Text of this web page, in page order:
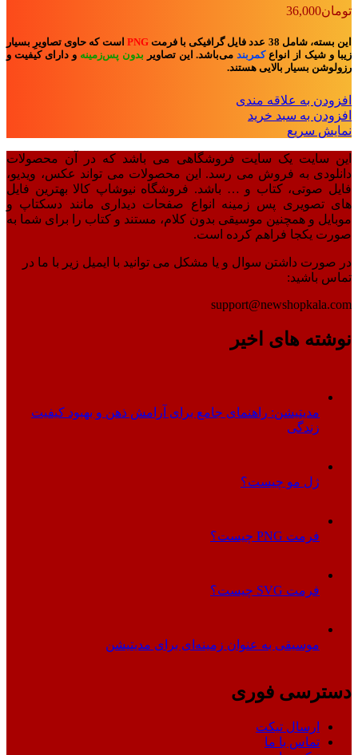
تومان36,000
این بسته، شامل 38 عدد فایل گرافیکی با فرمت PNG است که حاوی تصاویرِ بسیار
زیبا و شیک از انواعکمربند می‌باشد. این تصاویر بدون پس‌زمینه ودارای کیفیت و
رزولوشن بسیار بالایی هستند.
افزودن به علاقه مندی
افزودن به سبد خرید
نمایش سریع
این سایت یک سایت فروشگاهی می باشد که در آن محصولات
دانلودی به فروش می رسد. این محصولات می تواند عکس، ویدیو،
فایل صوتی، کتاب و … باشد. فروشگاه نیوشاپ کالا بهترین فایل
های تصویری پس زمینه انواع صفحات دیداری مانند دسکتاپ و
موبایل و همچنین موسیقی بدون کلام، مستند و کتاب را برای شما به
صورت یکجا فراهم کرده است.
در صورت داشتن سوال و یا مشکل می توانید با ایمیل زیر با ما در
تماس باشید:
support@newshopkala.com
نوشته های اخیر
مدیتیشن: راهنمای جامع برای آرامش ذهن و بهبود کیفیت
زندگی
ژل مو چیست؟
فرمت PNG چیست؟
فرمت SVG چیست؟
موسیقی به عنوان زمینه‌ای برای مدیتیشن
دسترسی فوری
ارسال تیکت
تماس با ما